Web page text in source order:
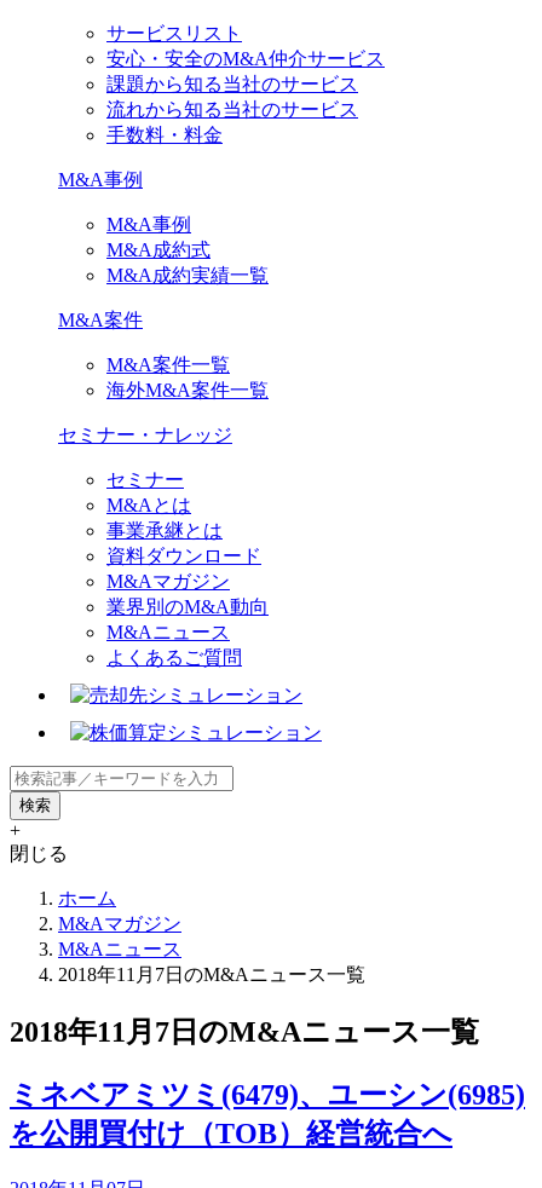
サービスリスト
安心・安全のM&A仲介サービス
課題から知る当社のサービス
流れから知る当社のサービス
手数料・料金
M&A事例
M&A事例
M&A成約式
M&A成約実績一覧
M&A案件
M&A案件一覧
海外M&A案件一覧
セミナー・ナレッジ
セミナー
M&Aとは
事業承継とは
資料ダウンロード
M&Aマガジン
業界別のM&A動向
M&Aニュース
よくあるご質問
+
閉じる
ホーム
M&Aマガジン
M&Aニュース
2018年11月7日のM&Aニュース一覧
2018年11月7日のM&Aニュース一覧
ミネベアミツミ(6479)、ユーシン(6985)
を公開買付け（TOB）経営統合へ